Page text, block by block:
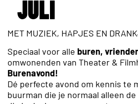
JULI
MET MUZIEK, HAPJES EN
Speciaal voor alle buren,
omwonenden van Theater &
Burenavond!
Dé perfecte avond om kennis te
buurman die je normaal alleen